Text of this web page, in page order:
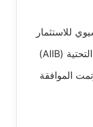
للاستثمار
في البني التحتية الأساسية كجزء من جهود بلادنا للانضمام إلى البنك الآسيوي للاستثمار في البنية التحتية (AIIB)
الموافقة